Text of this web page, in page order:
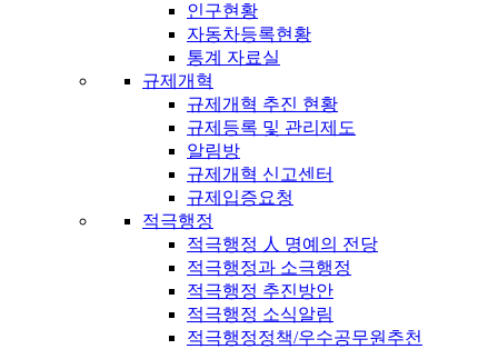
인구현황
자동차등록현황
통계 자료실
규제개혁
규제개혁 추진 현황
규제등록 및 관리제도
알림방
규제개혁 신고센터
규제입증요청
적극행정
적극행정 人 명예의 전당
적극행정과 소극행정
적극행정 추진방안
적극행정 소식알림
적극행정정책/우수공무원추천